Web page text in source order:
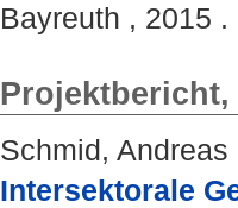
Bayreuth , 2015 .
Schmid, Andreas
Intersektorale